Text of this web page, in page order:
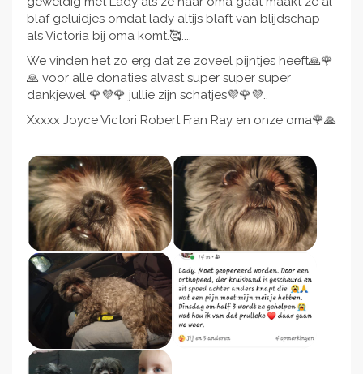
blaf geluidjes omdat lady altijs blaft van blijdschap
als Victoria bij oma komt.🥰....
We vinden het zo erg dat ze zoveel pijntjes heeft🙏🌹
🙏 voor alle donaties alvast super super super
dankjewel 🌹💜🌹 jullie zijn schatjes💜🌹💜..
Xxxxx Joyce Victori Robert Fran Ray en onze oma🌹🙏